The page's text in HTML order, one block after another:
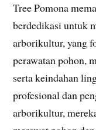
Tree Pomona
berdedikasi untuk
arborikultur, yang
perawatan pohon,
serta keindahan
profesional dan
arborikultur,